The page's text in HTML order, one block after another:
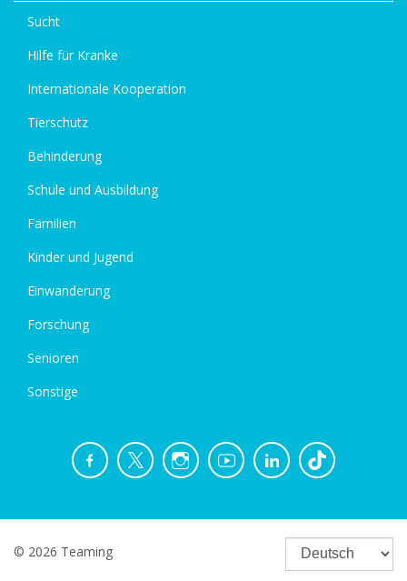
Sucht
Hilfe für Kranke
Internationale Kooperation
Tierschutz
Behinderung
Schule und Ausbildung
Familien
Kinder und Jugend
Einwanderung
Forschung
Senioren
Sonstige
© 2026 Teaming